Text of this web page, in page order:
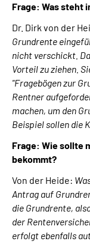
Frage: Was steht
Dr. Dirk von der
Grundrente
nicht verschickt.
Vorteil zu ziehen.
"Fragebögen zur
Rentner
machen, um den
Beispiel sollen die
Frage: Wie sollte
bekommt?
Von der Heide:
Antrag auf
die Grundrente,
der
erfolgt ebenfalls